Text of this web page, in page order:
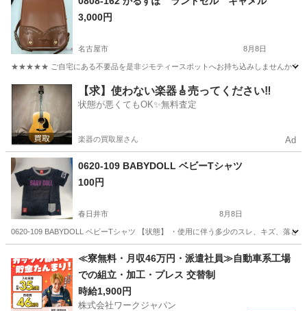
3,000円
名古屋市 8月8日
★★★★★ ご自宅にある不要品を是非ジモティースポットへお持ち込みしませんか？
愛知 名古屋市 キッズ用品 ランドセル
【求】使わない楽器🎸売ってください‼️
状態が悪くてもOK✨無料査定
楽器の買取屋さん Ad
0620-109 BABYDOLL ベビーTシャツ
100円
春日井市 8月8日
0620-109 BABYDOLL ベビーTシャツ 【状態】 ・使用に伴う多少のスレ、キズ、落
ベビー用品 現地
≪寮無料・月収46万円・派遣社員≫自動車系工場
での組立・加工・プレス 交替制
時給1,900円
株式会社ワークジャパン